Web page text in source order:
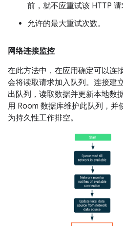
前，就不应重试该 HTTP 请
允许的最大重试次数。
网络连接监控
在此方法中，在应用确定可以连
会将读取请求加入队列。连接建
出队列，读取数据并更新本地数
用 Room 数据库维护此队列，并
为持久性工作排空。